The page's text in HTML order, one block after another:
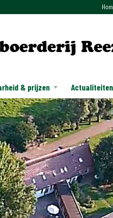
& prijzen Actualiteiten